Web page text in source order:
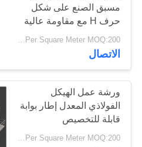
حظيرة
8
مسبق الصنع على شكل
حرف H مع مقاومة عالية
للرياح
USD25-USD45 Per Square Meter MOQ:200 مترا مربعا
الاتصال
ورشة عمل الهيكل
الفولاذي المعدل إطار بوابة
قابلة للتخصيص
USD25-USD45 Per Square Meter MOQ:200 مترا مربعا